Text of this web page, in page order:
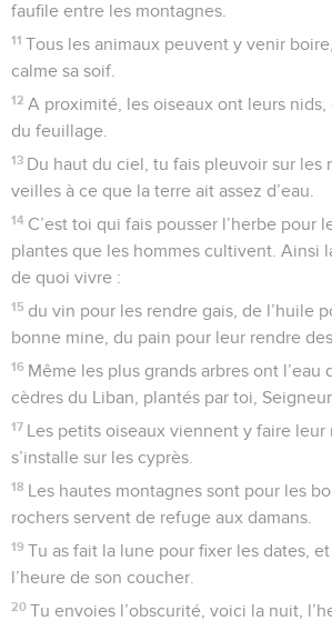
faufile entre les montagnes.
11 Tous les animaux peuvent y venir
calme sa soif.
12 A proximité, les oiseaux ont leurs nids,
du feuillage.
13 Du haut du ciel, tu fais pleuvoir sur les
veilles à ce que la terre ait assez d’eau.
14 C’est toi qui fais pousser l’herbe pour
plantes que les hommes cultivent. Ainsi
de quoi vivre :
15 du vin pour les rendre gais, de l’huile
bonne mine, du pain pour leur rendre
16 Même les plus grands arbres ont l’eau
cèdres du Liban, plantés par toi, Seigneur.
17 Les petits oiseaux viennent y faire
s’installe sur les cyprès.
18 Les hautes montagnes sont pour les
rochers servent de refuge aux damans.
19 Tu as fait la lune pour fixer les dates,
l’heure de son coucher.
20 Tu envoies l’obscurité, voici la nuit,